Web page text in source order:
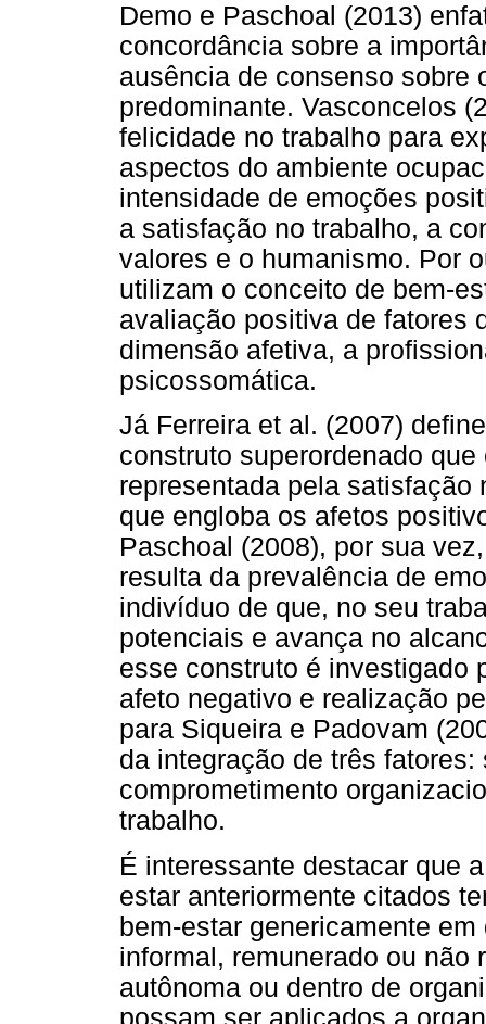
Demo e Paschoal (2013)
concordância sobre a
ausência de consenso sobre
predominante. Vasconcelos
felicidade no trabalho para
aspectos do ambiente
intensidade de emoções
a satisfação no trabalho, a
valores e o humanismo. Por
utilizam o conceito de bem-
avaliação positiva de fatores
dimensão afetiva, a
psicossomática.
Já Ferreira et al. (2007)
construto superordenado
representada pela satisfação
que engloba os afetos
Paschoal (2008), por sua
resulta da prevalência de
indivíduo de que, no seu
potenciais e avança no
esse construto é investigado
afeto negativo e realização
para Siqueira e Padovam
da integração de três
comprometimento
trabalho.
É interessante destacar que
estar anteriormente citados
bem-estar genericamente
informal, remunerado ou não
autônoma ou dentro de
possam ser aplicados a